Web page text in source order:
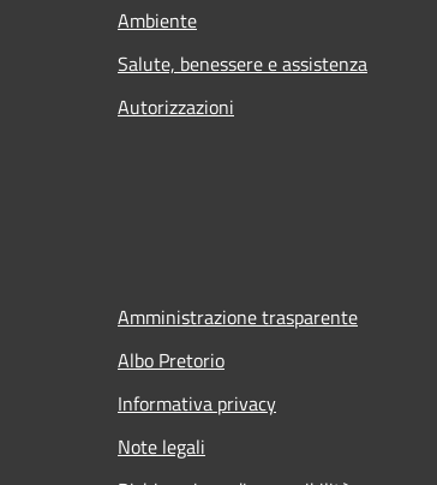
Ambiente
Salute, benessere e assistenza
Autorizzazioni
Amministrazione trasparente
Albo Pretorio
Informativa privacy
Note legali